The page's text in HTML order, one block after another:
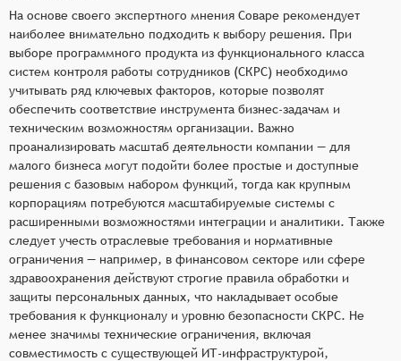
На основе своего экспертного мнения Соваре рекомендует
наиболее внимательно подходить к выбору решения. При
выборе программного продукта из функционального класса
систем контроля работы сотрудников (СКРС) необходимо
учитывать ряд ключевых факторов, которые позволят
обеспечить соответствие инструмента бизнес-задачам и
техническим возможностям организации. Важно
проанализировать масштаб деятельности компании — для
малого бизнеса могут подойти более простые и доступные
решения с базовым набором функций, тогда как крупным
корпорациям потребуются масштабируемые системы с
расширенными возможностями интеграции и аналитики. Также
следует учесть отраслевые требования и нормативные
ограничения — например, в финансовом секторе или сфере
здравоохранения действуют строгие правила обработки и
защиты персональных данных, что накладывает особые
требования к функционалу и уровню безопасности СКРС. Не
менее значимы технические ограничения, включая
совместимость с существующей ИТ-инфраструктурой,